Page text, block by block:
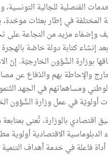
القنصلية للجالية التونسية،
المختلفة في إطار بعثات
وإضفاء مزيد من النجاعة على
إنشاء كتابة دولة خاصّة بالهجرة
بوزارة الشّؤون الخارجيّة. إنّ
والإحاطة بهم والدّفاع عن
ومساهماتهم في الجهد
أولويّة في عمل وزارة الشّؤون
اقتصادي بالوزارة، تُعنى بمتابعة
الدبلوماسية الاقتصادية أولوية
أداة فاعلة في خدمة أهداف